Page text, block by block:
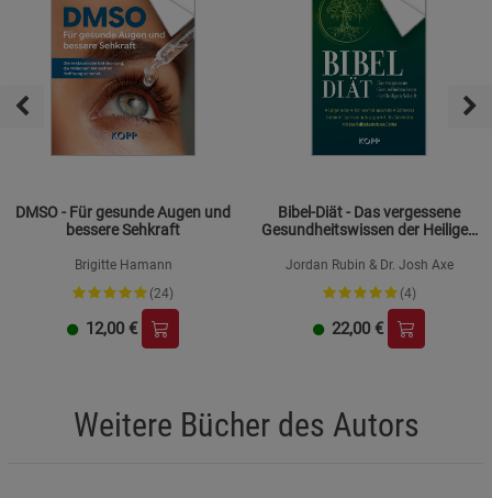
DMSO - Für gesunde Augen und
bessere Sehkraft
Brigitte Hamann
(24)
12,00 €
Bibel-Diät - Das vergessene
Gesundheitswissen der Heiligen
Jordan Rubin & Dr. Josh Axe
(4)
22,00 €
Weitere Bücher des Autors